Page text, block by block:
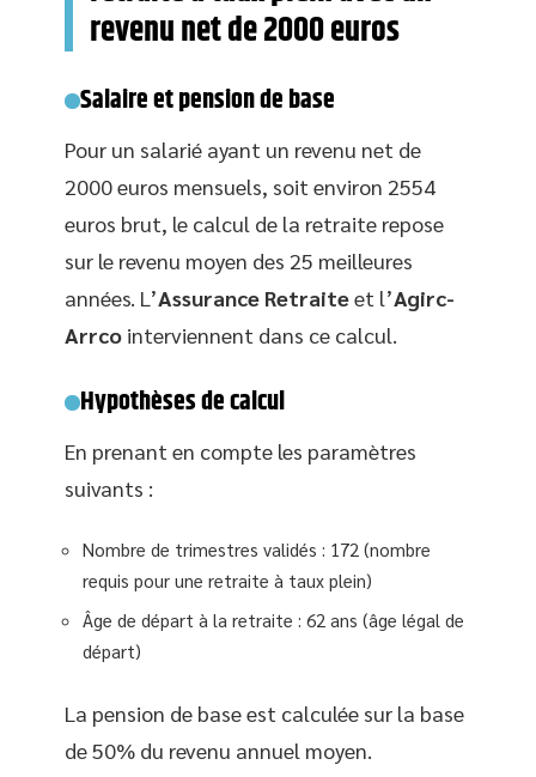
revenu net de 2000 euros
Salaire et pension de base
Pour un salarié ayant un revenu net de
2000 euros mensuels, soit environ 2554
euros brut, le calcul de la retraite repose
sur le revenu moyen des 25 meilleures
années. L’Assurance Retraiteet l’Agirc-
Arrco interviennent dans ce calcul.
Hypothèses de calcul
En prenant en compte les paramètres
suivants :
Nombre de trimestres validés : 172 (nombre
requis pour une retraite à taux plein)
Âge de départ à la retraite : 62 ans (âge légal de
départ)
La pension de base est calculée sur la base
de 50% du revenu annuel moyen.